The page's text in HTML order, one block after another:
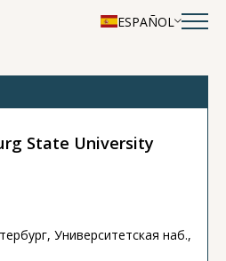
ESPAÑOL
State University
Университетская наб.,